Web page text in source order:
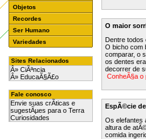
Objetos
Recordes
Ser Humano
Variedades
Sites Relacionados
Â» CiÃªncia
Â» EducaÃ§Ã£o
Fale conosco
Envie suas crÃ­ticas e
sugestÃµes para o Terra
Curiosidades
O maior
Dentre todos
O bicho com
comparar, o
os dentes
decorrer de
ConheÃ§a o
EspÃ©cie
Os elefantes
altura de
comida